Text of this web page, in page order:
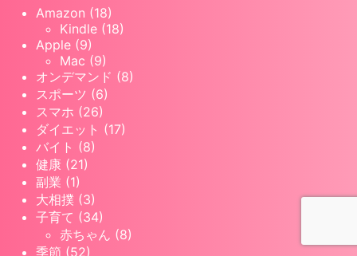
Amazon (18)
Kindle (18)
Apple (9)
Mac (9)
オンデマンド (8)
スポーツ (6)
スマホ (26)
ダイエット (17)
バイト (8)
健康 (21)
副業 (1)
大相撲 (3)
子育て (34)
赤ちゃん (8)
季節 (52)